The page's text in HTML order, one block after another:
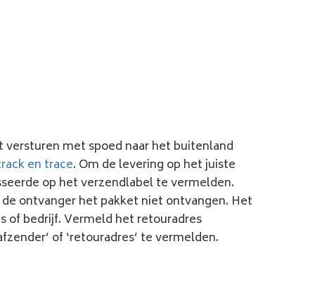
versturen met spoed naar het buitenland
en trace. Om de levering op het juiste
op het verzendlabel te vermelden.
ontvanger het pakket niet ontvangen. Het
of bedrijf. Vermeld het retouradres
of ‘retouradres’ te vermelden.